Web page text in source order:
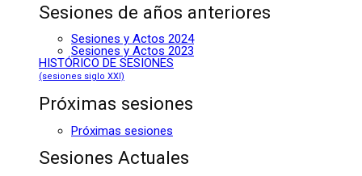
Sesiones de años anteriores
Sesiones y Actos 2024
Sesiones y Actos 2023
HISTÓRICO DE SESIONES
(sesiones siglo XXI)
Próximas sesiones
Próximas sesiones
Sesiones Actuales